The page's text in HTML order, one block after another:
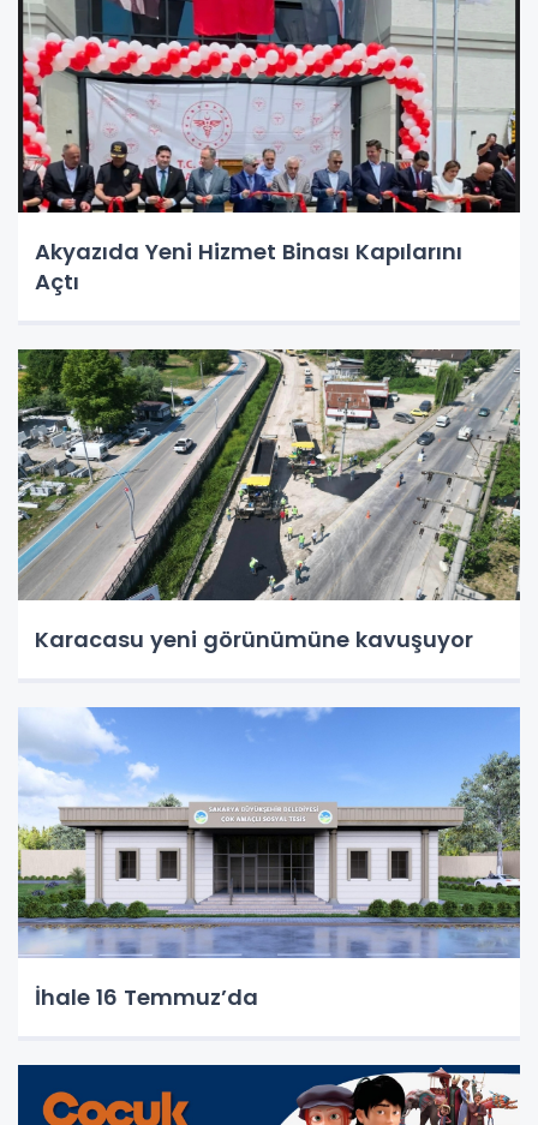
Akyazıda Yeni Hizmet Binası Kapılarını
Açtı
Karacasu yeni görünümüne kavuşuyor
İhale 16 Temmuz’da